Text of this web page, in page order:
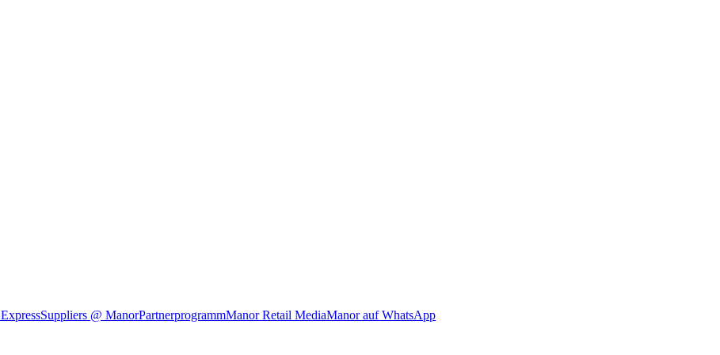
Suppliers @ ManorPartnerprogrammManor Retail MediaManor auf WhatsApp